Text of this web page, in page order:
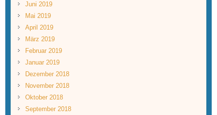
Juni 2019
Mai 2019
April 2019
März 2019
Februar 2019
Januar 2019
Dezember 2018
November 2018
Oktober 2018
September 2018